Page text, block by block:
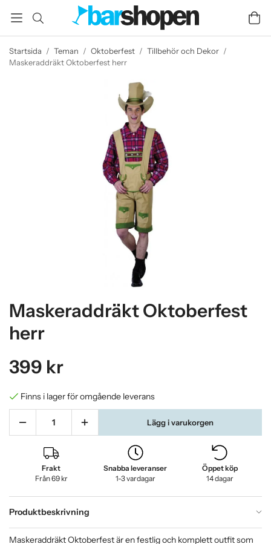
Startsida / Teman / Oktoberfest / Tillbehör och Dekor /
Maskeraddräkt Oktoberfest herr
Maskeraddräkt Oktoberfest
herr
399 kr
Finns i lager för omgående leverans
Lägg i varukorgen
Frakt
Från 69 kr
Snabba leveranser
1-3 vardagar
Öppet köp
14 dagar
Produktbeskrivning
Maskeraddräkt Oktoberfest är en festlig och komplett outfit som